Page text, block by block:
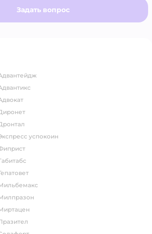
Задать вопрос
адвантейдж
адвантикс
адвокат
диронет
дронтал
экспресс успокоин
фиприст
габитабс
гепатовет
мильбемакс
милпразон
миртацен
празител